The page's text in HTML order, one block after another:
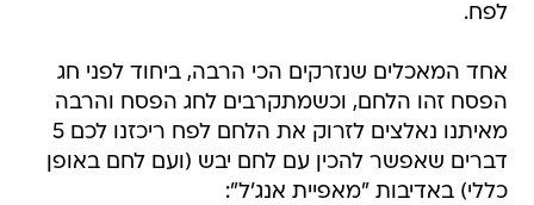
לפח.
אחד המאכלים שנזרקים הכי הרבה, ביחוד לפני חג
הפסח זהו הלחם, וכשמתקרבים לחג הפסח והרבה
מאיתנו נאלצים לזרוק את הלחם לפח ריכזנו לכם 5
דברים שאפשר להכין עם לחם יבש (ועם לחם באופן
כללי) באדיבות "מאפיית אנג'ל":